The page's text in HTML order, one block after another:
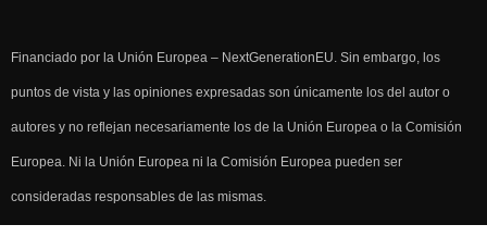
Financiado por la Unión Europea – NextGenerationEU. Sin embargo, los
puntos de vista y las opiniones expresadas son únicamente los del autor o
autores y no reflejan necesariamente los de la Unión Europea o la Comisión
Europea. Ni la Unión Europea ni la Comisión Europea pueden ser
consideradas responsables de las mismas.